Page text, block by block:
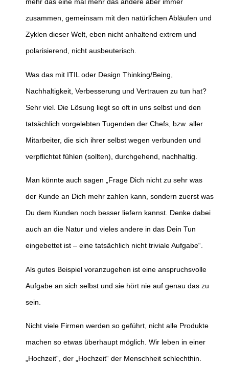
mehr das eine mal mehr das andere aber immer
zusammen, gemeinsam mit den natürlichen Abläufen und
Zyklen dieser Welt, eben nicht anhaltend extrem und
polarisierend, nicht ausbeuterisch.
Was das mit ITIL oder Design Thinking/Being,
Nachhaltigkeit, Verbesserung und Vertrauen zu tun hat?
Sehr viel. Die Lösung liegt so oft in uns selbst und den
tatsächlich vorgelebten Tugenden der Chefs, bzw. aller
Mitarbeiter, die sich ihrer selbst wegen verbunden und
verpflichtet fühlen (sollten), durchgehend, nachhaltig.
Man könnte auch sagen „Frage Dich nicht zu sehr was
der Kunde an Dich mehr zahlen kann, sondern zuerst was
Du dem Kunden noch besser liefern kannst. Denke dabei
auch an die Natur und vieles andere in das Dein Tun
eingebettet ist – eine tatsächlich nicht triviale Aufgabe“.
Als gutes Beispiel voranzugehen ist eine anspruchsvolle
Aufgabe an sich selbst und sie hört nie auf genau das zu
sein.
Nicht viele Firmen werden so geführt, nicht alle Produkte
machen so etwas überhaupt möglich. Wir leben in einer
„Hochzeit“, der „Hochzeit“ der Menschheit schlechthin.